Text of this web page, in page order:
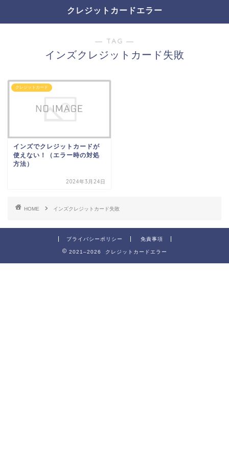
クレジットカードエラー
― TAG ―
インズクレジットカード失敗
クレジットカード
インズでクレジットカードが
使えない！（エラー時の対処
方法）
2024年3月24日
HOME インズクレジットカード失敗
プライバシーポリシー 免責事項
2021–2026 クレジットカードエラー